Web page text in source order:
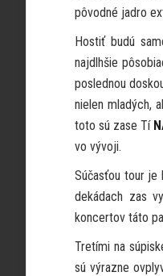
pôvodné jadro
Hostiť budú
najdlhšie
poslednou
nielen mladých,
toto sú zase Tí
vo vývoji.
Súčasťou tour je
dekádach zas
koncertov táto
Tretími na
sú výrazne